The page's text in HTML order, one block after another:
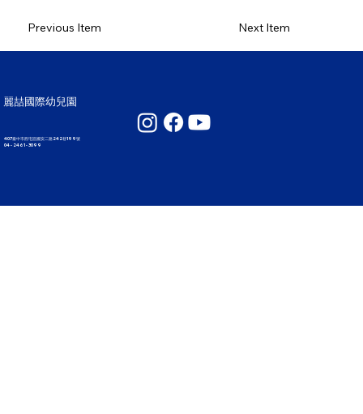
Previous Item Next Item
麗喆國際幼兒園
407臺中市西屯區國安二路242巷199號
04 - 2461 - 3099